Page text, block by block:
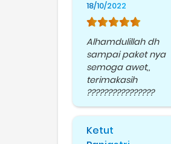
18/10/2022
Alhamdulillah dh
sampai paket nya
semoga awet,,
terimakasih
????????????????
Ketut